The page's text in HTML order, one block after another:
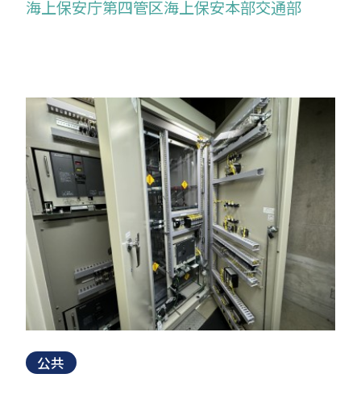
海上保安庁第四管区海上保安本部交通部
公共